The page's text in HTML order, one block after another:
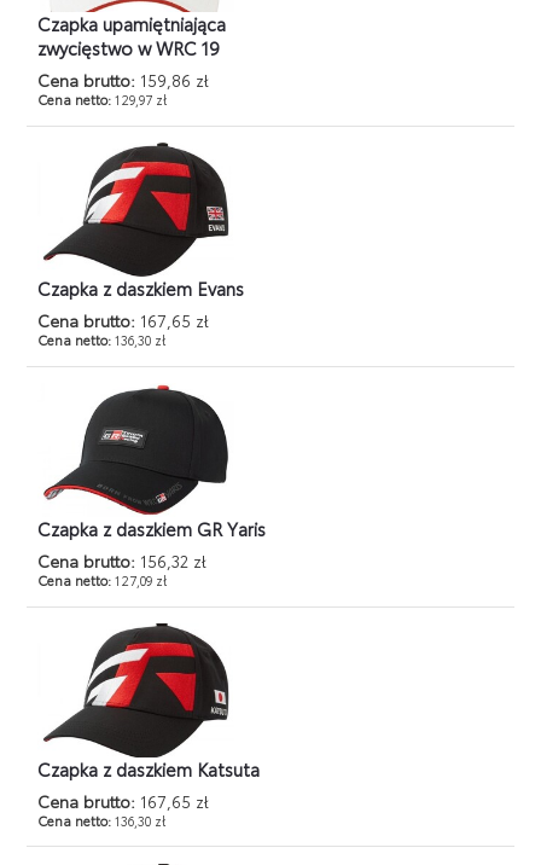
Czapka upamiętniająca
zwycięstwo w WRC 19
Cena brutto: 159,86 zł
Cena netto:129,97 zł
Czapka z daszkiem Evans
Cena brutto: 167,65 zł
Cena netto:136,30 zł
Czapka z daszkiem GR Yaris
Cena brutto: 156,32 zł
Cena netto:127,09 zł
Czapka z daszkiem Katsuta
Cena brutto: 167,65 zł
Cena netto:136,30 zł